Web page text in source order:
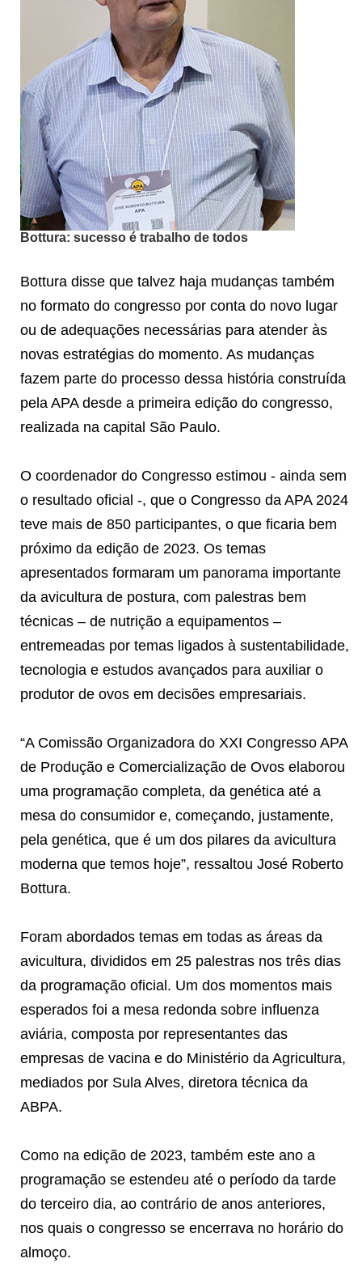
Bottura: sucesso é trabalho de todos
Bottura disse que talvez haja mudanças também
no formato do congresso por conta do novo lugar
ou de adequações necessárias para atender às
novas estratégias do momento. As mudanças
fazem parte do processo dessa história construída
pela APA desde a primeira edição do congresso,
realizada na capital São Paulo.
O coordenador do Congresso estimou - ainda sem
o resultado oficial -, que o Congresso da APA 2024
teve mais de 850 participantes, o que ficaria bem
próximo da edição de 2023. Os temas
apresentados formaram um panorama importante
da avicultura de postura, com palestras bem
técnicas – de nutrição a equipamentos –
entremeadas por temas ligados à sustentabilidade,
tecnologia e estudos avançados para auxiliar o
produtor de ovos em decisões empresariais.
“A Comissão Organizadora do XXI Congresso APA
de Produção e Comercialização de Ovos elaborou
uma programação completa, da genética até a
mesa do consumidor e, começando, justamente,
pela genética, que é um dos pilares da avicultura
moderna que temos hoje”, ressaltou José Roberto
Bottura.
Foram abordados temas em todas as áreas da
avicultura, divididos em 25 palestras nos três dias
da programação oficial. Um dos momentos mais
esperados foi a mesa redonda sobre influenza
aviária, composta por representantes das
empresas de vacina e do Ministério da Agricultura,
mediados por Sula Alves, diretora técnica da
ABPA.
Como na edição de 2023, também este ano a
programação se estendeu até o período da tarde
do terceiro dia, ao contrário de anos anteriores,
nos quais o congresso se encerrava no horário do
almoço.